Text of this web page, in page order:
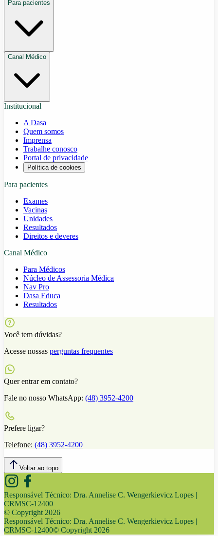
Para pacientes
Canal Médico
Institucional
A Dasa
Quem somos
Imprensa
Trabalhe conosco
Portal de privacidade
Política de cookies
Para pacientes
Exames
Vacinas
Unidades
Resultados
Direitos e deveres
Canal Médico
Para Médicos
Núcleo de Assessoria Médica
Nav Pro
Dasa Educa
Resultados
Você tem dúvidas?
Acesse nossas perguntas frequentes
Quer entrar em contato?
Fale no nosso WhatsApp: (48) 3952-4200
Prefere ligar?
Telefone: (48) 3952-4200
Voltar ao topo
Responsável Técnico: Dra. Annelise C. Wengerkievicz Lopes |
CRMSC-12400
© Copyright2026
Responsável Técnico: Dra. Annelise C. Wengerkievicz Lopes |
CRMSC-12400© Copyright2026